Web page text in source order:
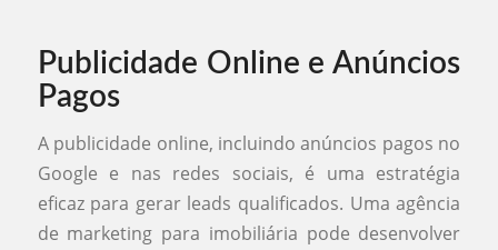
Publicidade Online e Anúncios
Pagos
A publicidade online, incluindo anúncios pagos no
Google e nas redes sociais, é uma estratégia
eficaz para gerar leads qualificados. Uma agência
de marketing para imobiliária pode desenvolver